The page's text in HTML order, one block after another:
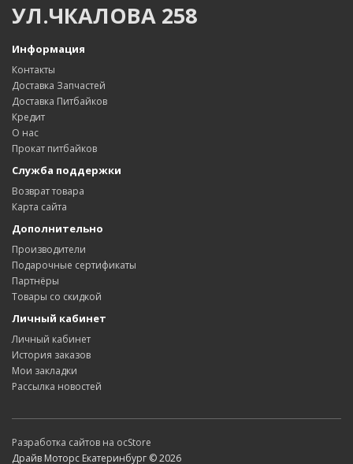
УЛ.ЧКАЛОВА 258
Информация
Контакты
Доставка Запчастей
Доставка Питбайков
Кредит
О нас
Прокат питбайков
Служба поддержки
Возврат товара
Карта сайта
Дополнительно
Производители
Подарочные сертификаты
Партнёры
Товары со скидкой
Личный кабинет
Личный кабинет
История заказов
Мои закладки
Рассылка новостей
Разработка сайтов на ocStore
Драйв Моторс Екатеринбург © 2026